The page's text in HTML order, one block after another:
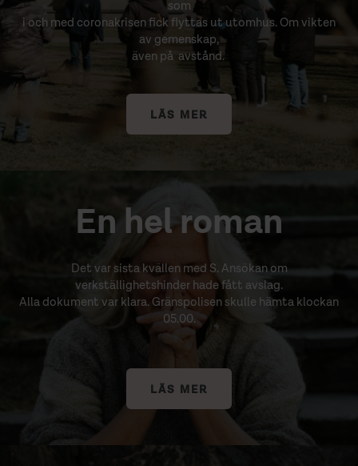
som
i och med coronakrisen fick flyttas ut utomhus. Om vikten
av gemenskap,
även på avstånd.
LÄS MER
En hel roman
Det var sista kvällen med S. Ansökan om
verkställighetshinder hade fått avslag.
Alla dokument var klara. Gränspolisen skulle hämta klockan
05.00.
LÄS MER